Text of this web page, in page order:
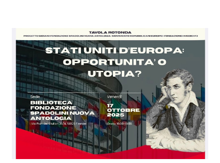
lasciare. Ebbene siamo arrivati al punto che dopo 4 anni di
guerra in Ucraina gli Usa e la Russia sono de facto uniti
contro il modello di Unione Europea in una logica, a mio
modesto parere, di imperi in crisi. Ebbene se da un lato
questa cosa mi amareggia, essendo io da sempre grato agli
americani per il sostegno dato contro i nazisti e per il loro
concetto di libertà, dall'altro tale scelta ci rende...